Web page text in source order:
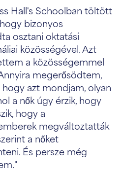
Hall's Schoolban töltött
bizonyos
osztani oktatási
közösségével. Azt
a közösségemmel
megerősödtem,
azt mondjam, olyan
a nők úgy érzik, hogy
hogy a
megváltoztatták
a nőket
És persze még